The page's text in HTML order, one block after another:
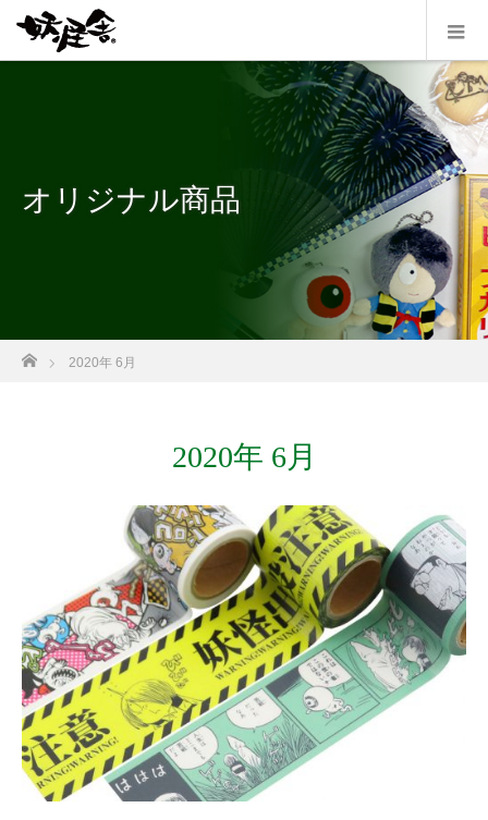
オリジナル商品
ホーム
2020年 6月
2020年 6月